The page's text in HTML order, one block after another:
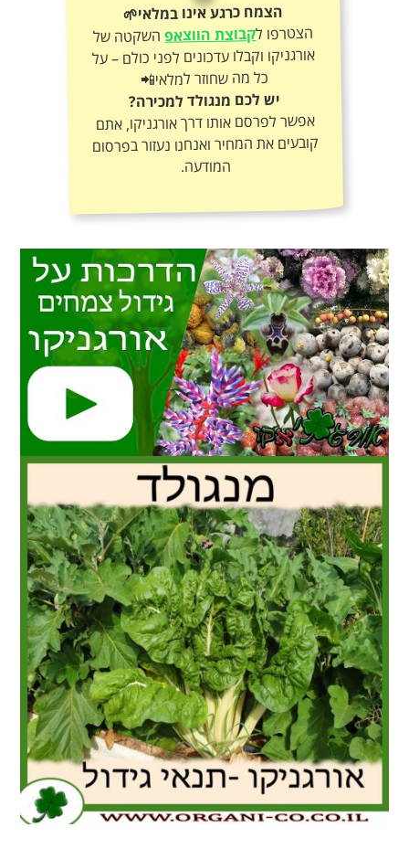
הצמח כרגע אינו במלאי🌱
הצטרפו לקבוצת הווצאפהשקטה של
אורגניקו וקבלו עדכונים לפני כולם – על
כל מה שחוזר למלאי📲
יש לכם מנגולד למכירה?
אפשר לפרסם אותו דרך אורגניקו, אתם
קובעים את המחיר ואנחנו נעזור בפרסום
המודעה.